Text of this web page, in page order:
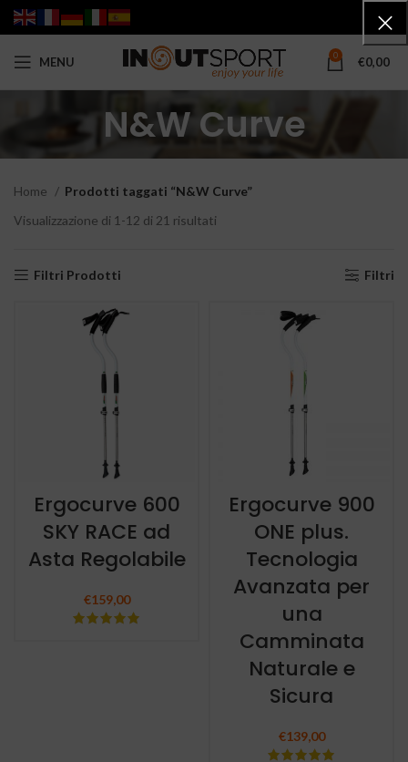
MENU 0 €0,00
N&W Curve
Home
Prodotti taggati “N&W Curve”
Visualizzazione di 1-12 di 21 risultati
Filtri Prodotti Filtri
Ergocurve 600
SKY RACE ad
Asta Regolabile
€159,00
Ergocurve 900
ONE plus.
Tecnologia
Avanzata per
una
Camminata
Naturale e
Sicura
€139,00